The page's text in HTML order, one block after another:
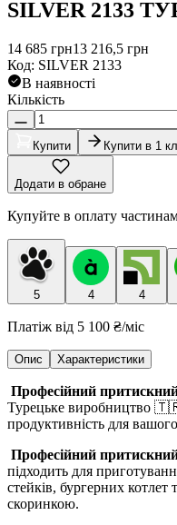
SILVER 2133
14 685 грн13 216,5 грн
Код: SILVER 2133
В наявності
Кількість
Купити Купити в 1
Додати в обране
Купуйте в оплату
5 4 4
Платіж від 5 100 ₴/міс
Опис Характеристики
Професійний
Турецьке виробництво
продуктивність для
Професійний
підходить для
стейків, бургерних котлет
скоринкою.